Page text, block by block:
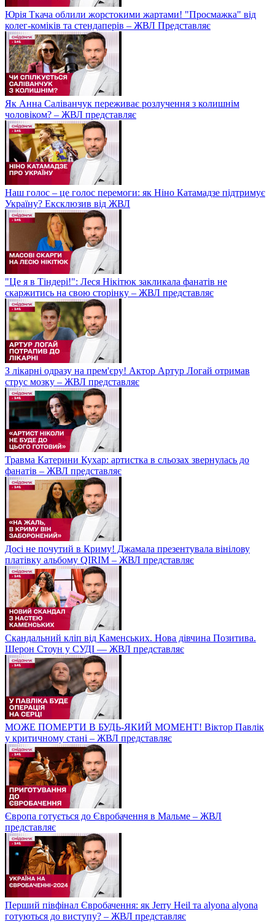
Юрія Ткача облили жорстокими жартами! "Просмажка" від
колег-коміків та стендаперів – ЖВЛ Представляє
Як Анна Саліванчук переживає розлучення з колишнім
чоловіком? – ЖВЛ представляє
Наш голос – це голос перемоги: як Ніно Катамадзе підтримує
Україну? Ексклюзив від ЖВЛ
"Це я в Тіндері!": Леся Нікітюк закликала фанатів не
скаржитись на свою сторінку – ЖВЛ представляє
З лікарні одразу на прем'єру! Актор Артур Логай отримав
струс мозку – ЖВЛ представляє
Травма Катерини Кухар: артистка в сльозах звернулась до
фанатів – ЖВЛ представляє
Досі не почутий в Криму! Джамала презентувала вінілову
платівку альбому QIRIM – ЖВЛ представляє
Скандальний кліп від Каменських. Нова дівчина Позитива.
Шерон Стоун у СУДІ — ЖВЛ представляє
МОЖЕ ПОМЕРТИ В БУДЬ-ЯКИЙ МОМЕНТ! Віктор Павлік
у критичному стані – ЖВЛ представляє
Європа готується до Євробачення в Мальме – ЖВЛ
представляє
Перший півфінал Євробачення: як Jerry Heil та alyona alyona
готуються до виступу? – ЖВЛ представляє